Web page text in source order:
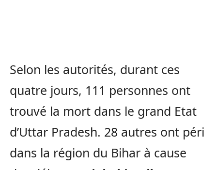
Selon les autorités, durant ces
quatre jours, 111 personnes ont
trouvé la mort dans le grand Etat
d’Uttar Pradesh. 28 autres ont péri
dans la région du Bihar à cause